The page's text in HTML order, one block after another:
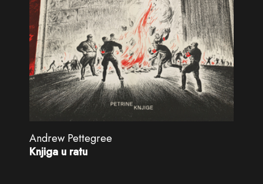
Andrew Pettegree
Knjiga u ratu